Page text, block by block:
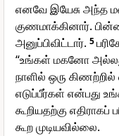
எனவே இயேசு
குணமாக்கினார்.
அனுப்பிவிட்டார். 5
“உங்கள் மகனோ
நாளில் ஒரு கிணற்றில்
எடுப்பீர்கள் என்பது
கூறியதற்கு
கூற முடியவில்லை.